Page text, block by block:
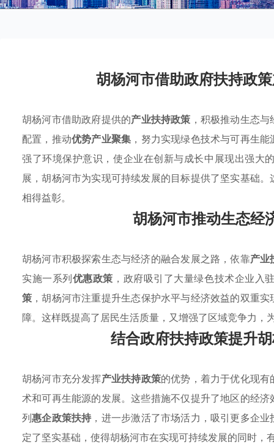
胡杨河市借助政府扶持政
胡杨河市借助政府提供的产业扶持政策 ，积极推动生态
配置，推动优势产业聚集 ，努力实现绿色技术与可再生
强了环境保护意识，使企业在创新与成长中展现出强大
展，胡杨河市为实现可持续发展的目标提供了坚实基础
相得益彰。
胡杨河市推动生态经
胡杨河市积极探索生态与经济的融合发展之路，依靠产业
实施一系列优惠政策 ，政府吸引了大量绿色技术企业入
策 ，胡杨河市注重提升生态保护水平与经济效益的双重
障。这样既提高了居民生活质量，又增强了区域竞争力，
结合政府扶持政策提升
胡杨河市充分发挥产业扶持政策的优势，着力于优化现
术和可再生能源的发展。这些措施不仅提升了地区的经
列惠企政策扶持 ，进一步激活了市场活力，吸引更多企
定了坚实基础，使得胡杨河市在实现可持续发展的同时，